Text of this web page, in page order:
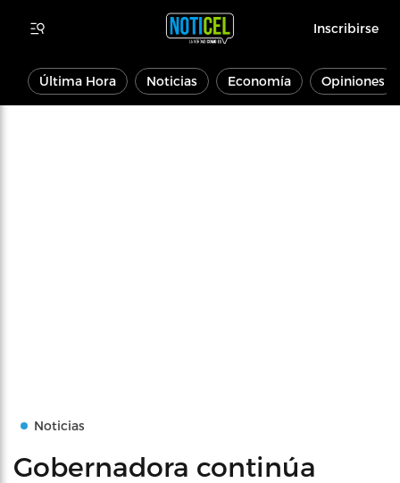
Inscribirse
Última Hora Noticias Economía Opiniones
Noticias
Gobernadora continúa